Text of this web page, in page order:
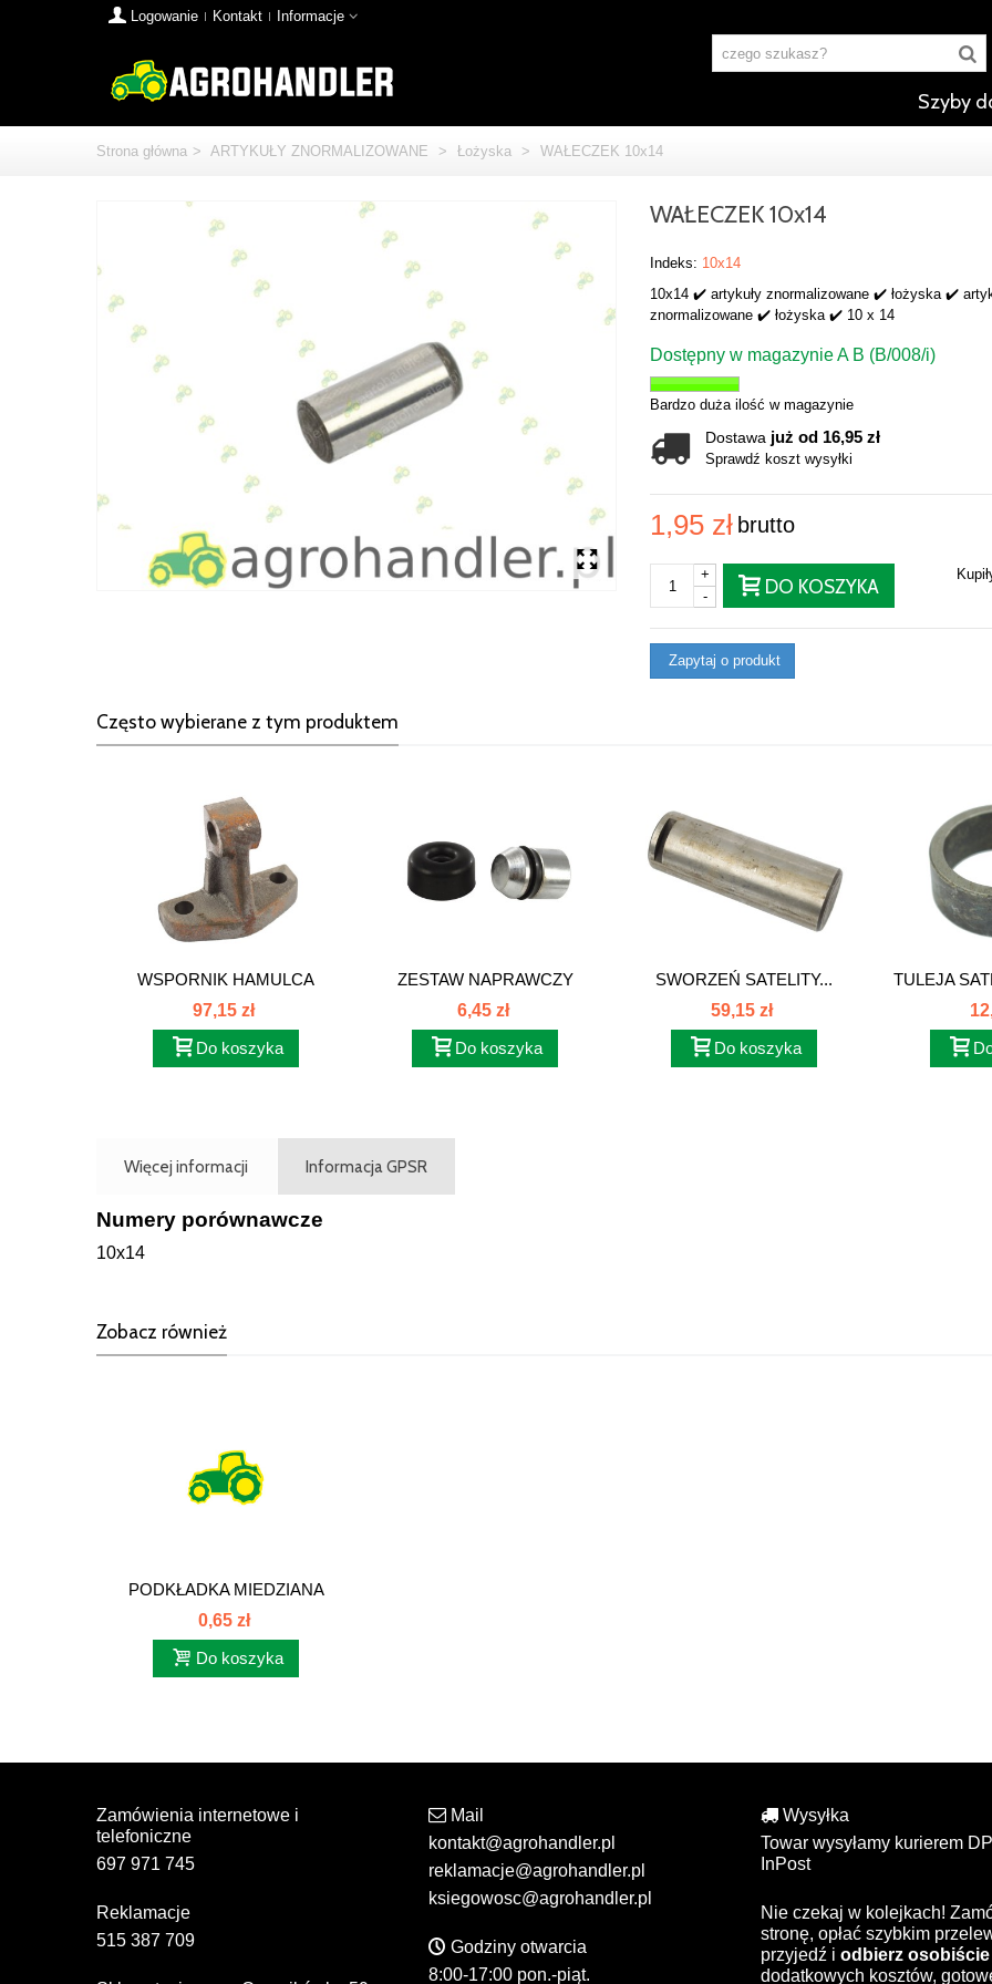
Logowanie Kontakt Informacje
Szyby
Strona główna > ARTYKUŁY ZNORMALIZOWANE > Łożyska > WAŁECZEK 10x14
WAŁECZEK 10x14
Indeks: 10x14
10x14 ✔️ artykuły znormalizowane ✔️ łożyska ✔️
znormalizowane ✔️ łożyska ✔️ 10 x 14
Dostępny w magazynie A B (B/008/i)
Bardzo duża ilość w magazynie
Dostawa już od 16,95 zł
Sprawdź koszt wysyłki
1,95 zł brutto
-
+
DO KOSZYKA
Zapytaj o produkt
Często wybierane z tym produktem
WSPORNIK HAMULCA
NOŻNEGO...
97,15 zł
Do koszyka
ZESTAW NAPRAWCZY
CYLINDERKA...
6,45 zł
Do koszyka
SWORZEŃ SATELITY...
59,15 zł
Do koszyka
TULEJA
Więcej informacji Informacja GPSR
Numery porównawcze
10x14
Zobacz również
PODKŁADKA MIEDZIANA
10x14 10x14.
0,65 zł
Do koszyka
Zamówienia internetowe i
telefoniczne
697 971 745
Reklamacje
515 387 709
Mail
kontakt@agrohandler.pl
reklamacje@agrohandler.pl
ksiegowosc@agrohandler.pl
Godziny otwarcia
8:00-17:00 pon.-piąt.
Wysyłka
Towar wysyłamy kurierem
InPost
Nie czekaj w kolejkach!
stronę, opłać szybkim
przyjedź i odbierz osobiście
dodatkowych kosztów,